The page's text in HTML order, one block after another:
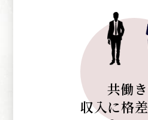
共働
収入に格